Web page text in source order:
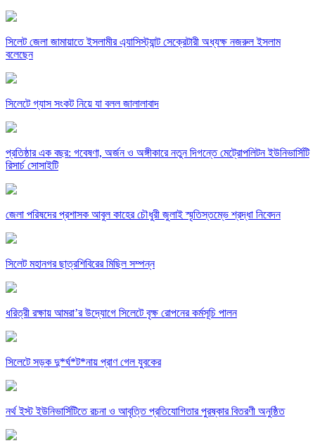
সিলেট জেলা জামায়াতে ইসলামীর এ্যাসিস্ট্যান্ট সেক্রেটারী অধ্যক্ষ নজরুল ইসলাম
বলেছেন
সিলেটে গ্যাস সংকট নিয়ে যা বলল জালালাবাদ
প্রতিষ্ঠার এক বছর: গবেষণা, অর্জন ও অঙ্গীকারে নতুন দিগন্তে মেট্রোপলিটন ইউনিভার্সিটি
রিসার্চ সোসাইটি
জেলা পরিষদের প্রশাসক আবুল কাহের চৌধুরী জুলাই স্মৃতিস্তম্ভে শ্রদ্ধা নিবেদন
সিলেট মহানগর ছাত্রশিবিরের মিছিল সম্পন্ন
ধরিত্রী রক্ষায় আমরা’র উদ্যোগে সিলেটে বৃক্ষ রোপনের কর্মসূচি পালন
সিলেটে সড়ক দু*র্ঘ*ট*নায় প্রাণ গেল যুবকের
নর্থ ইস্ট ইউনিভার্সিটিতে রচনা ও আবৃত্তি প্রতিযোগিতার পুরষ্কার বিতরণী অনুষ্ঠিত